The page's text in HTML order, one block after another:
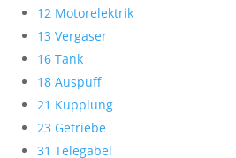
12 Motorelektrik
13 Vergaser
16 Tank
18 Auspuff
21 Kupplung
23 Getriebe
31 Telegabel